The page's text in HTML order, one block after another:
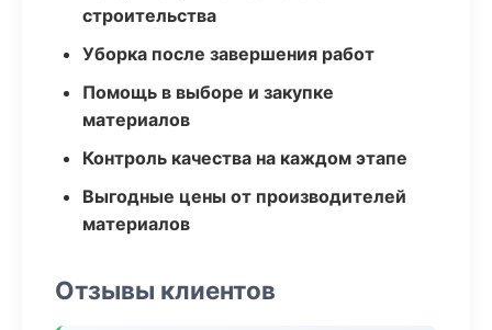
строительства
Уборка после завершения работ
Помощь в выборе и закупке
материалов
Контроль качества на каждом этапе
Выгодные цены от производителей
материалов
Отзывы клиентов